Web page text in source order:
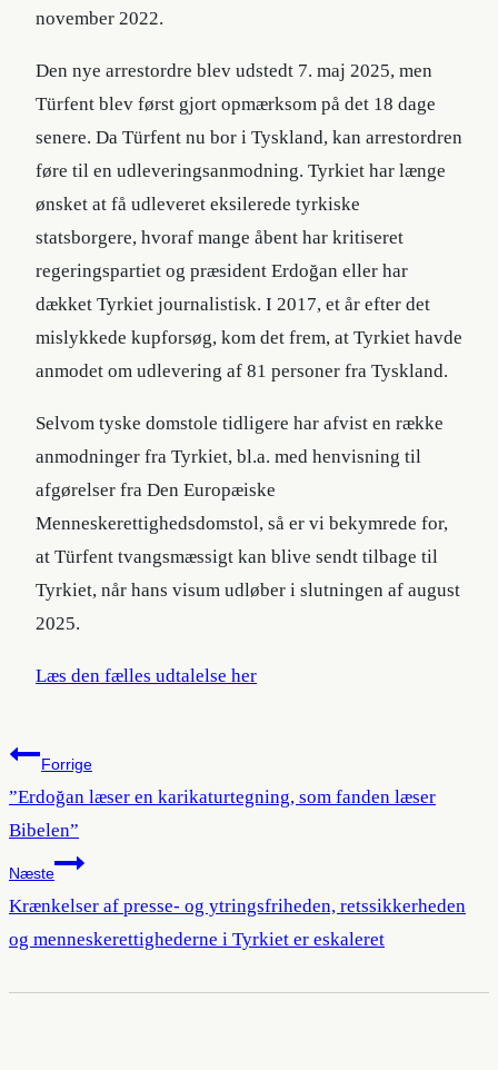
november 2022.
Den nye arrestordre blev udstedt 7. maj 2025, men
Türfent blev først gjort opmærksom på det 18 dage
senere. Da Türfent nu bor i Tyskland, kan arrestordren
føre til en udleveringsanmodning. Tyrkiet har længe
ønsket at få udleveret eksilerede tyrkiske
statsborgere, hvoraf mange åbent har kritiseret
regeringspartiet og præsident Erdoğan eller har
dækket Tyrkiet journalistisk. I 2017, et år efter det
mislykkede kupforsøg, kom det frem, at Tyrkiet havde
anmodet om udlevering af 81 personer fra Tyskland.
Selvom tyske domstole tidligere har afvist en række
anmodninger fra Tyrkiet, bl.a. med henvisning til
afgørelser fra Den Europæiske
Menneskerettighedsdomstol, så er vi bekymrede for,
at Türfent tvangsmæssigt kan blive sendt tilbage til
Tyrkiet, når hans visum udløber i slutningen af august
2025.
Læs den fælles udtalelse her
Indlægsnavigation
Forrige
”Erdoğan læser en karikaturtegning, som fanden læser
Bibelen”
Næste
Krænkelser af presse- og ytringsfriheden, retssikkerheden
og menneskerettighederne i Tyrkiet er eskaleret